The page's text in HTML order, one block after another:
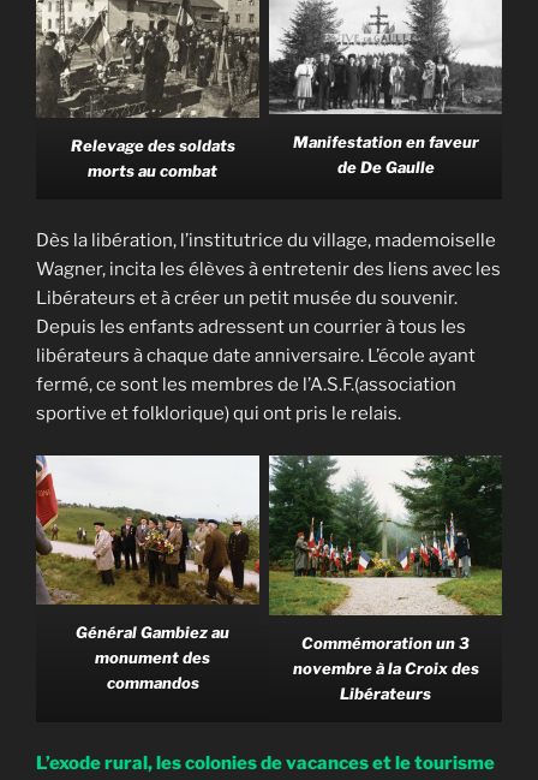
Relevage des soldats
morts au combat
Manifestation en faveur
de De Gaulle
Dès la libération, l’institutrice du village, mademoiselle
Wagner, incita les élèves à entretenir des liens avec les
Libérateurs et à créer un petit musée du souvenir.
Depuis les enfants adressent un courrier à tous les
libérateurs à chaque date anniversaire. L’école ayant
fermé, ce sont les membres de l’A.S.F.(association
sportive et folklorique) qui ont pris le relais.
Général Gambiez au
monument des
commandos
Commémoration un 3
novembre à la Croix des
Libérateurs
L’exode rural, les colonies de vacances et le tourisme